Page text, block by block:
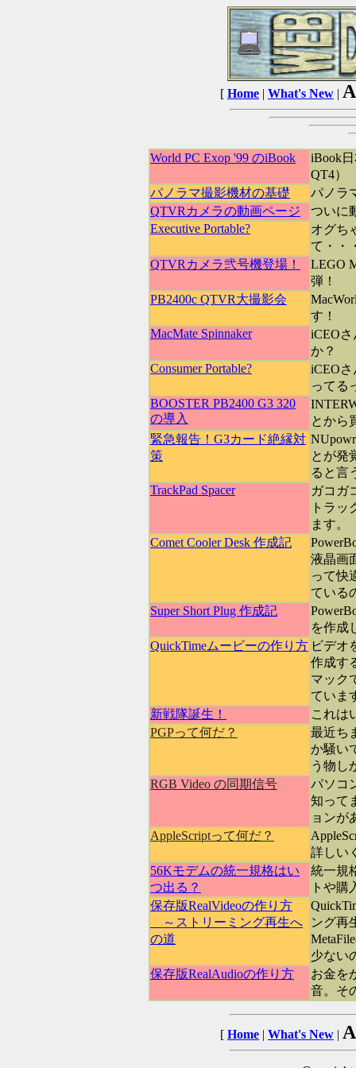
[ Home | What's New |
World PC Exop '99 のiBook
iBook
QT4）
パノラマ撮影機材の基礎
パノラ
QTVRカメラの動画ページ
ついに
Executive Portable?
オグち
て・・
QTVRカメラ弐号機登場！
LEGO
弾！
PB2400c QTVR大撮影会
す！
MacMate Spinnaker
iCEOさ
か？
Consumer Portable?
iCEO
ってる
BOOSTER PB2400 G3 320
の導入
とから
緊急報告！G3カード絶縁対
策
とが発
ると言
TrackPad Spacer
ガコガ
トラッ
ます。
Comet Cooler Desk 作成記
液晶画
って快
ている
Super Short Plug 作成記
を作成
QuickTimeムービーの作り方 ビデオ
作成す
マック
ていま
新戦隊誕生 ！
これは
PGPって何だ？
最近ち
か騒い
う物し
RGB Video の同期信号
パソコ
知って
ョンが
AppleScriptって何だ？
詳しい
56Kモデムの統一規格はい
つ出る？
統一規
トや購
保存版RealVideoの作り方
～ストリーミング再生へ
の道
ング再
少ない
保存版RealAudioの作り方
お金を
音。そ
[ Home | What's New |